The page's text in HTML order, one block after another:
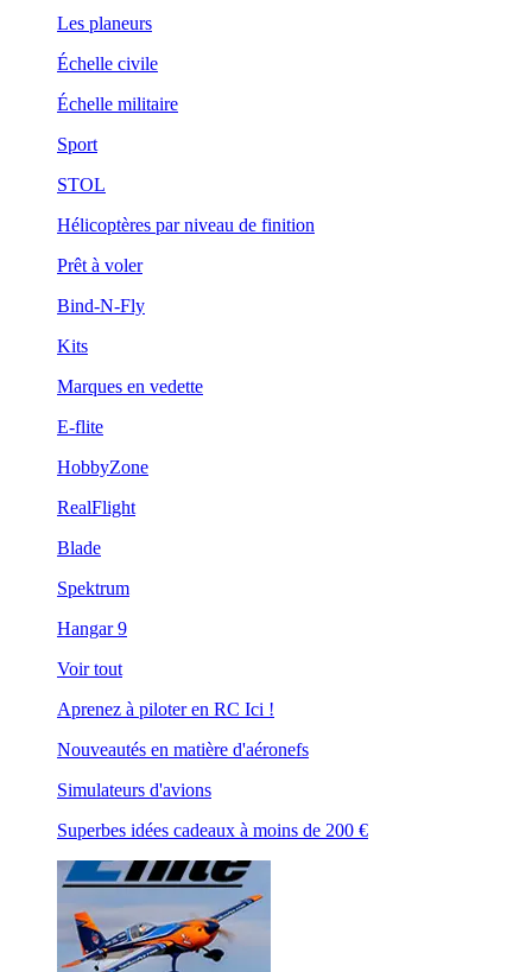
Les planeurs
Échelle civile
Échelle militaire
Sport
STOL
Hélicoptères par niveau de finition
Prêt à voler
Bind-N-Fly
Kits
Marques en vedette
E-flite
HobbyZone
RealFlight
Blade
Spektrum
Hangar 9
Voir tout
Aprenez à piloter en RC Ici !
Nouveautés en matière d'aéronefs
Simulateurs d'avions
Superbes idées cadeaux à moins de 200 €